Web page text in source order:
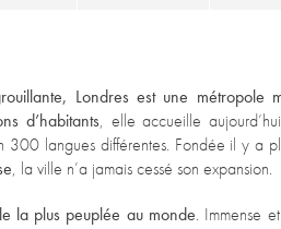
Londres est une métropole
d’habitants, elle accueille
300 langues différentes. Fondée il y a
, la ville n’a jamais cessé son expansion.
la plus peuplée au monde. Immense